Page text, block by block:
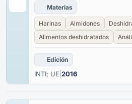
Materias
Harinas Almidones
Alimentos deshidratados
Edición
INTI; UE 2016